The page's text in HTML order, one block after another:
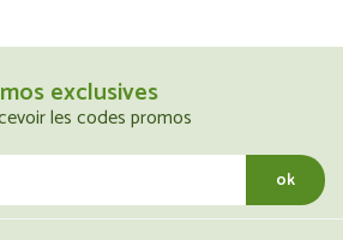
exclusives
les codes promos